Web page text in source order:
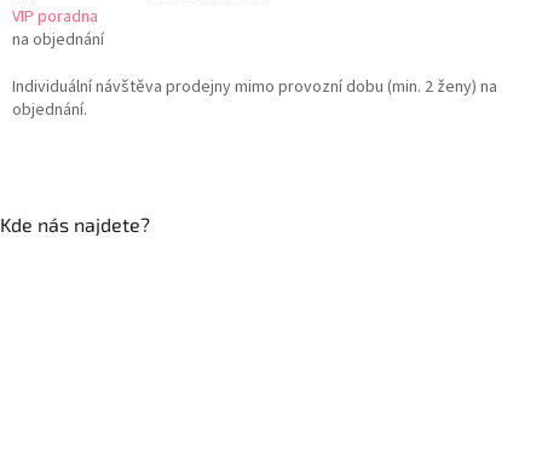
VIP poradna
na objednání
Individuální návštěva prodejny mimo provozní dobu (min. 2 ženy) na
objednání.
Kde nás najdete?